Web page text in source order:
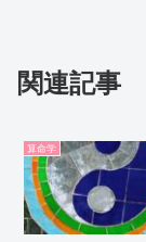
関連記事
算命学